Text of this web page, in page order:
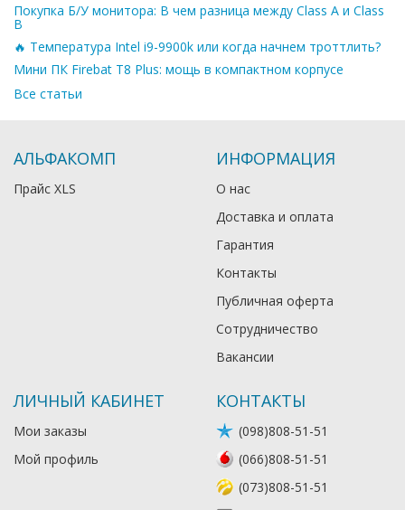
Покупка Б/У монитора: В чем разница между Class A и Class
B
🔥 Температура Intel i9-9900k или когда начнем троттлить?
Мини ПК Firebat T8 Plus: мощь в компактном корпусе
Все статьи
АЛЬФАКОМП
Прайс XLS
ИНФОРМАЦИЯ
О нас
Доставка и оплата
Гарантия
Контакты
Публичная оферта
Сотрудничество
Вакансии
ЛИЧНЫЙ КАБИНЕТ
Мои заказы
Мой профиль
КОНТАКТЫ
(098)808-51-51
(066)808-51-51
(073)808-51-51